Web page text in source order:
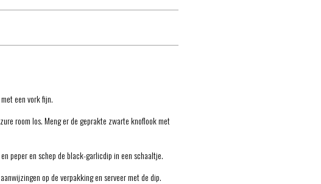
een vork fijn.
room los. Meng er de geprakte zwarte knoflook met
peper en schep de black-garlicdip in een schaaltje.
op de verpakking en serveer met de dip.